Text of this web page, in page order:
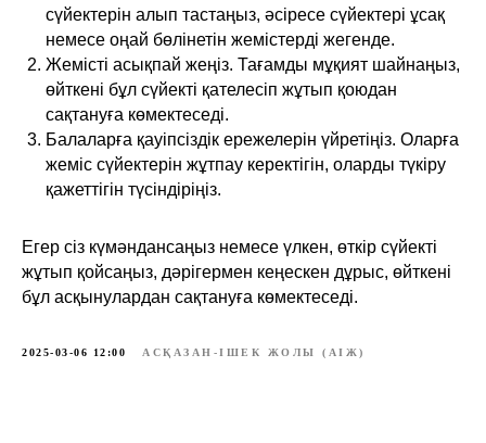
сүйектерін алып тастаңыз, әсіресе сүйектері ұсақ
немесе оңай бөлінетін жемістерді жегенде.
Жемісті асықпай жеңіз. Тағамды мұқият шайнаңыз,
өйткені бұл сүйекті қателесіп жұтып қоюдан
сақтануға көмектеседі.
Балаларға қауіпсіздік ережелерін үйретіңіз. Оларға
жеміс сүйектерін жұтпау керектігін, оларды түкіру
қажеттігін түсіндіріңіз.
Егер сіз күмәндансаңыз немесе үлкен, өткір сүйекті
жұтып қойсаңыз, дәрігермен кеңескен дұрыс, өйткені
бұл асқынулардан сақтануға көмектеседі.
2025-03-06 12:00 АСҚАЗАН-ІШЕК ЖОЛЫ (АІЖ)